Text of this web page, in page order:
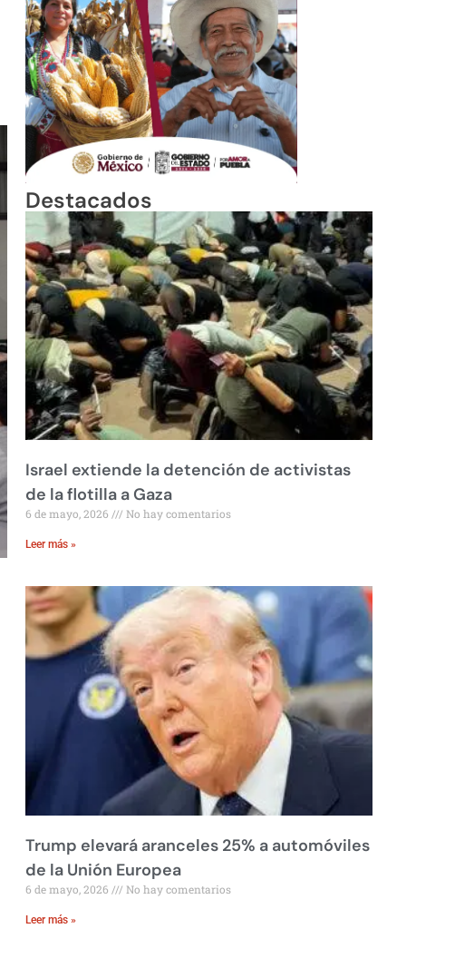
Destacados
Israel extiende la detención de activistas
de la flotilla a Gaza
6 de mayo, 2026 No hay comentarios
Leer más »
Trump elevará aranceles 25% a automóviles
de la Unión Europea
6 de mayo, 2026 No hay comentarios
Leer más »